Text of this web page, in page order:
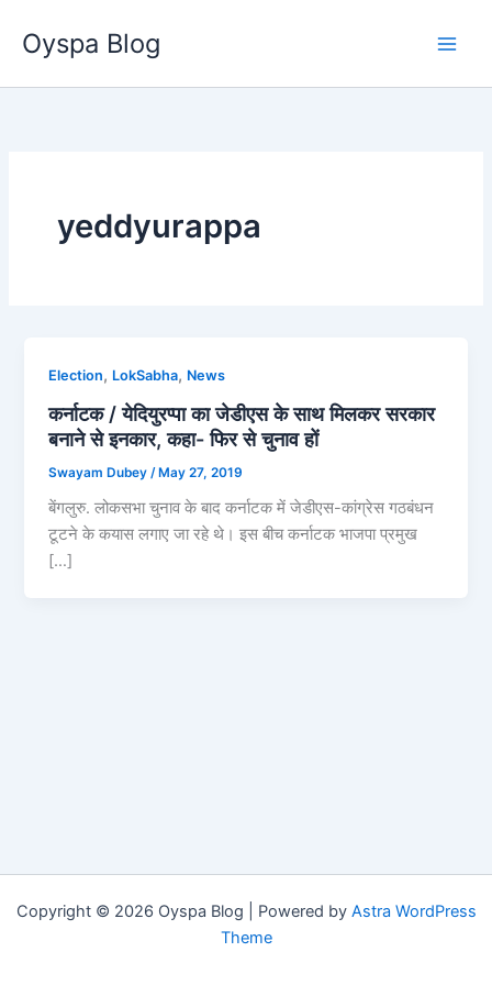
content
Oyspa Blog
yeddyurappa
Election, LokSabha, News
कर्नाटक / येदियुरप्पा का जेडीएस के साथ मिलकर सरकार
बनाने से इनकार, कहा- फिर से चुनाव हों
Swayam Dubey /May 27, 2019
बेंगलुरु. लोकसभा चुनाव के बाद कर्नाटक में जेडीएस-कांग्रेस गठबंधन
टूटने के कयास लगाए जा रहे थे। इस बीच कर्नाटक भाजपा प्रमुख
[…]
Copyright © 2026 Oyspa Blog | Powered by Astra WordPress
Theme